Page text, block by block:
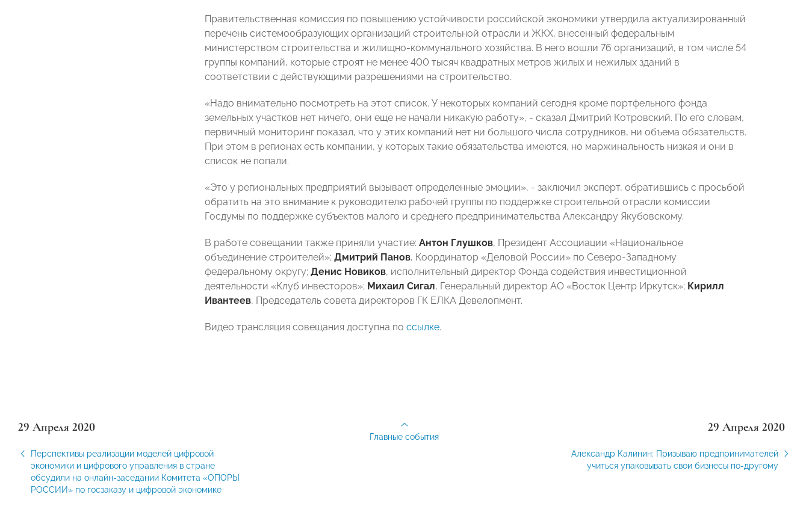
Правительственная комиссия по повышению устойчивости российской экономики утвердила актуализированный
перечень системообразующих организаций строительной отрасли и ЖКХ, внесенный федеральным
министерством строительства и жилищно-коммунального хозяйства. В него вошли 76 организаций, в том числе 54
группы компаний, которые строят не менее 400 тысяч квадратных метров жилых и нежилых зданий в
соответствии с действующими разрешениями на строительство.
«Надо внимательно посмотреть на этот список. У некоторых компаний сегодня кроме портфельного фонда
земельных участков нет ничего, они еще не начали никакую работу», - сказал Дмитрий Котровский. По его словам,
первичный мониторинг показал, что у этих компаний нет ни большого числа сотрудников, ни объема обязательств.
При этом в регионах есть компании, у которых такие обязательства имеются, но маржинальность низкая и они в
список не попали.
«Это у региональных предприятий вызывает определенные эмоции», - заключил эксперт, обратившись с просьбой
обратить на это внимание к руководителю рабочей группы по поддержке строительной отрасли комиссии
Госдумы по поддержке субъектов малого и среднего предпринимательства Александру Якубовскому.
В работе совещании также приняли участие: Антон Глушков, Президент Ассоциации «Национальное
объединение строителей»; Дмитрий Панов, Координатор «Деловой России» по Северо-Западному
федеральному округу; Денис Новиков, исполнительный директор Фонда содействия инвестиционной
деятельности «Клуб инвесторов»; Михаил Сигал, Генеральный директор АО «Восток Центр Иркутск»; Кирилл
Ивантеев, Председатель совета директоров ГК ЕЛКА Девелопмент.
Видео трансляция совещания доступна по ссылке.
29 Апреля 2020
Перспективы реализации моделей цифровой
экономики и цифрового управления в стране
обсудили на онлайн-заседании Комитета «ОПОРЫ
РОССИИ» по госзаказу и цифровой экономике
29 Апреля 2020
Александр Калинин: Призываю предпринимателей
учиться упаковывать свои бизнесы по-другому
Главные события